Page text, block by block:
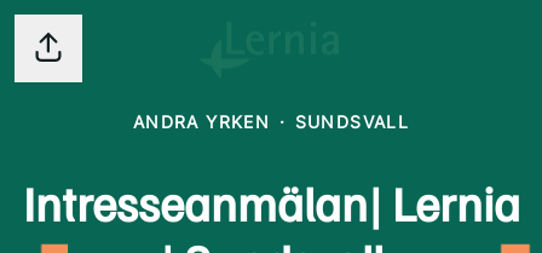
Dela sidan
ANDRA YRKEN · SUNDSVALL
Intresseanmälan| Lernia